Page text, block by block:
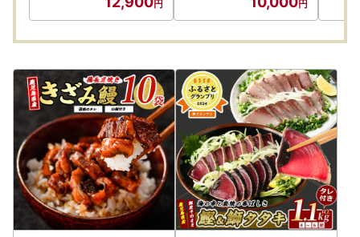
2023年6月1日から、発送後に送り状に記載された住所以外
更前のお届け先から変更後のお届け先までの着払い運賃が別
※住所の登録間違いによる訂正転送も有料対象となります。
お届け先変更の際は、指宿市ふるさと納税担当まで早めにご
連絡いただきますよう、お願いいたします。
■指宿市ふるさと納税担当
電話：0993-23-1072
メール：ibuf@po.minc.ne.jp